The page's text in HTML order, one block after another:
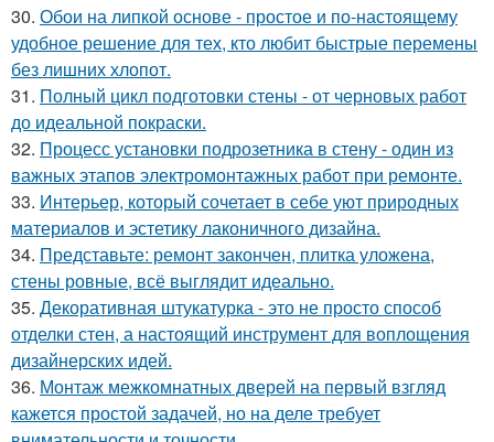
30. Обои на липкой основе - простое и по-настоящему
удобное решение для тех, кто любит быстрые перемены
без лишних хлопот.
31. Полный цикл подготовки стены - от черновых работ
до идеальной покраски.
32. Процесс установки подрозетника в стену - один из
важных этапов электромонтажных работ при ремонте.
33. Интерьер, который сочетает в себе уют природных
материалов и эстетику лаконичного дизайна.
34. Представьте: ремонт закончен, плитка уложена,
стены ровные, всё выглядит идеально.
35. Декоративная штукатурка - это не просто способ
отделки стен, а настоящий инструмент для воплощения
дизайнерских идей.
36. Монтаж межкомнатных дверей на первый взгляд
кажется простой задачей, но на деле требует